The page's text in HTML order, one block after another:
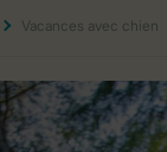
Vacances avec chien